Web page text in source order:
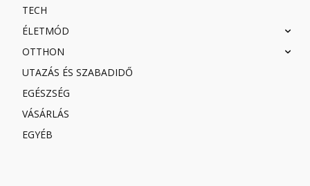
TECH
ÉLETMÓD
OTTHON
UTAZÁS ÉS SZABADIDŐ
EGÉSZSÉG
VÁSÁRLÁS
EGYÉB